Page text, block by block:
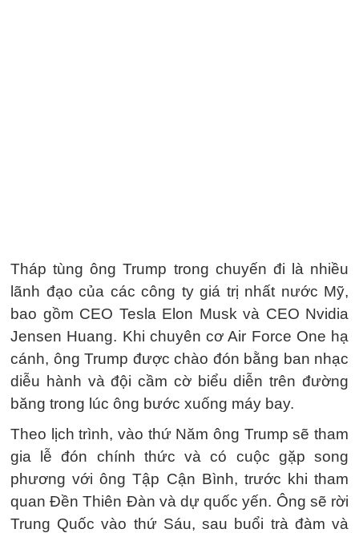
Tháp tùng ông Trump trong chuyến đi là nhiều
lãnh đạo của các công ty giá trị nhất nước Mỹ,
bao gồm CEO Tesla Elon Musk và CEO Nvidia
Jensen Huang. Khi chuyên cơ Air Force One hạ
cánh, ông Trump được chào đón bằng ban nhạc
diễu hành và đội cầm cờ biểu diễn trên đường
băng trong lúc ông bước xuống máy bay.
Theo lịch trình, vào thứ Năm ông Trump sẽ tham
gia lễ đón chính thức và có cuộc gặp song
phương với ông Tập Cận Bình, trước khi tham
quan Đền Thiên Đàn và dự quốc yến. Ông sẽ rời
Trung Quốc vào thứ Sáu, sau buổi trà đàm và